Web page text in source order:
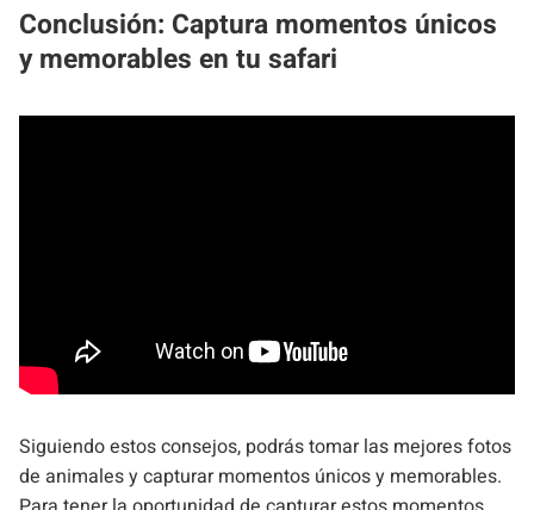
Conclusión: Captura momentos únicos
y memorables en tu safari
Siguiendo estos consejos, podrás tomar las mejores fotos
de animales y capturar momentos únicos y memorables.